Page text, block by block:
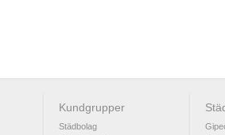
Kundgrupper
Städbolag